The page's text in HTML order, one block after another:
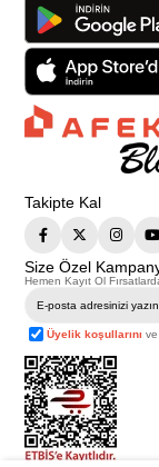
Takipte Kal
Size Özel
Hemen Kayıt Ol
Üyelik koşullarını